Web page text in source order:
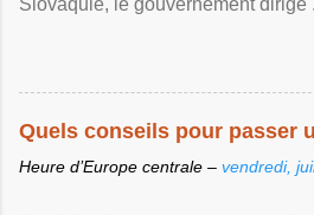
Slovaquie, le gouvernement dirigé
Quels conseils pour passer
Heure d’Europe centrale – vendredi,